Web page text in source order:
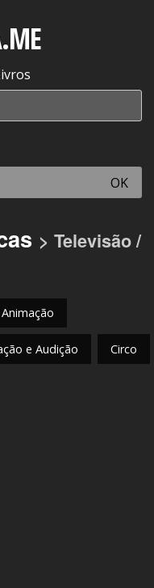
OK
> Televisão /
Animação
e Audição Circo